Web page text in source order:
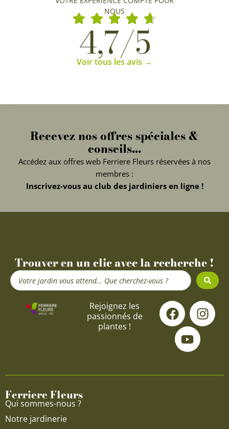
NOUS
4,7/5
Voir tous les avis →
Recevez nos offres spéciales &
conseils...
Accédez aux offres web Ferriere Fleurs réservées à nos
membres :
Inscrivez-vous au club des jardiniers en ligne !
Trouver en un clic avec la recherche !
Search
...
Rejoignez les
passionnés de
plantes !
F
a
c
e
o
I
n
s
g
Y
o
u
t
u
b
Ferriere Fleurs
Qui sommes-nous ?
Notre jardinerie